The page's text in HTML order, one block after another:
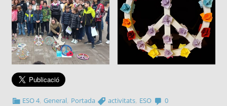
ESO 4 ,General Portada activitats ESO 0